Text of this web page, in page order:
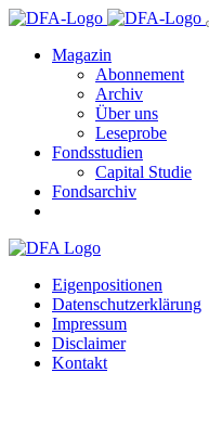
Magazin
Abonnement
Archiv
Über uns
Leseprobe
Fondsstudien
Capital Studie
Fondsarchiv
Eigenpositionen
Datenschutzerklärung
Impressum
Disclaimer
Kontakt